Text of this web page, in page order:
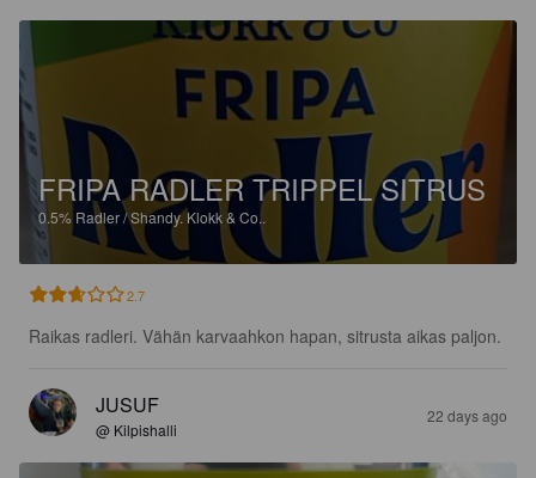
FRIPA RADLER TRIPPEL SITRUS
0.5% Radler / Shandy.Klokk & Co..
2.7
Raikas radleri. Vähän karvaahkon hapan, sitrusta aikas paljon.
JUSUF
@ Kilpishalli
22 days ago